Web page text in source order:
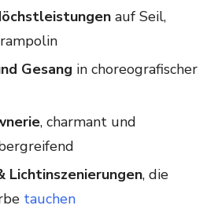
öchstleistungen auf Seil,
Gesang in choreografischer
, charmant und
Lichtinszenierungen, die
tauchen